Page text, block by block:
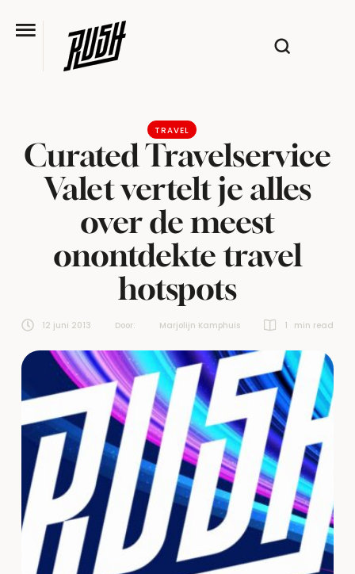
TRAVEL
Curated Travelservice
Valet vertelt je alles
over de meest
onontdekte travel
hotspots
12 juni 2013 Door: Marjolijn Kamphuis 1 min read